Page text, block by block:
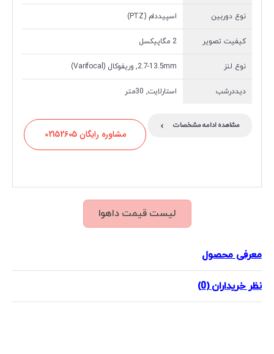
نوع دوربین اسپیددام (PTZ)
کیفیت تصویر 2 مگاپیکسل
نوع لنز 2.7-13.5mm, وریفوکال (Varifocal)
دیددرشب استارلایت, 30متر
مشاهده ادامه مشخصات ›
مشاوره رایگان 02152605
لیست قیمت داهوا
معرفی محصول
نظر خریداران (0)